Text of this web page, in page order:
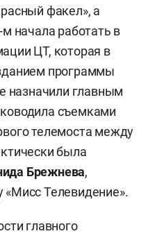
факел», а
начала работать в
ЦТ, которая в
программы
назначили главным
съемками
телемоста между
была
Брежнева,
Телевидение».
главного